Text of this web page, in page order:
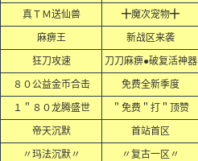
真ＴＭ送仙兽 ╋魔次宠物╋
麻痹王 新战区来袭
狂刀攻速 刀刀麻痹●破复活神器
８０公益金币合击 免费全新季度
１＂８０龙腾盛世 ＂免费＂打＂顶赞
帝天沉默 首站首区
〃玛法沉默〃 〃复古一区〃